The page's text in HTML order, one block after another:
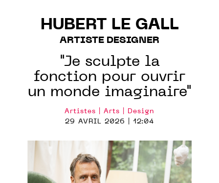
HUBERT LE GALL
ARTISTE DESIGNER
"Je sculpte la
fonction pour ouvrir
un monde imaginaire"
Artistes | Arts | Design
29 AVRIL 2026 | 12:04